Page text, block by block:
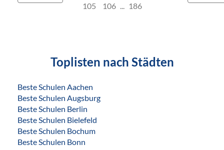
105
106 186
Toplisten nach Städten
Beste Schulen Aachen
Beste Schulen Augsburg
Beste Schulen Berlin
Beste Schulen Bielefeld
Beste Schulen Bochum
Beste Schulen Bonn